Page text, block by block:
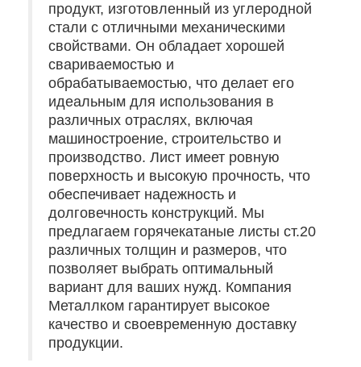
продукт, изготовленный из углеродной
стали с отличными механическими
свойствами. Он обладает хорошей
свариваемостью и
обрабатываемостью, что делает его
идеальным для использования в
различных отраслях, включая
машиностроение, строительство и
производство. Лист имеет ровную
поверхность и высокую прочность, что
обеспечивает надежность и
долговечность конструкций. Мы
предлагаем горячекатаные листы ст.20
различных толщин и размеров, что
позволяет выбрать оптимальный
вариант для ваших нужд. Компания
Металлком гарантирует высокое
качество и своевременную доставку
продукции.